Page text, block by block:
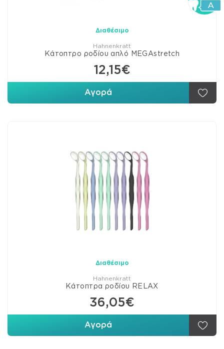
Διαθέσιμο
Hahnenkratt
Κάτοπτρο ροδίου απλό MEGAstretch
12,15€
Αγορά
Διαθέσιμο
Hahnenkratt
Κάτοπτρα ροδίου RELAX
36,05€
Αγορά